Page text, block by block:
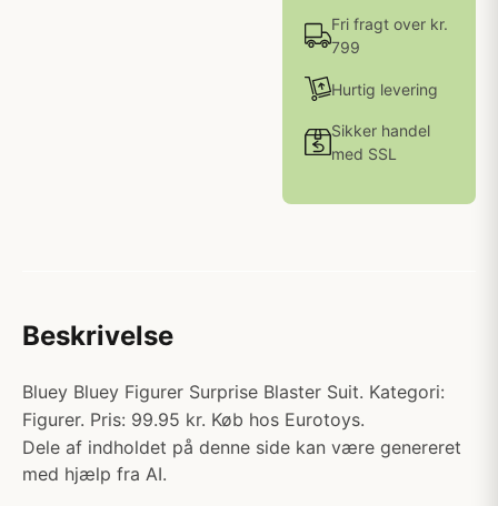
Fri fragt over kr.
799
Hurtig levering
Sikker handel
med SSL
Beskrivelse
Bluey Bluey Figurer Surprise Blaster Suit. Kategori:
Figurer. Pris: 99.95 kr. Køb hos Eurotoys.
Dele af indholdet på denne side kan være genereret
med hjælp fra AI.